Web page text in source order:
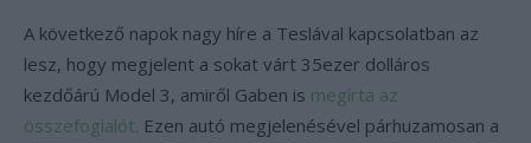
A következő napok nagy híre a Teslával kapcsolatban az
lesz, hogy megjelent a sokat várt 35ezer dolláros
kezdőárú Model 3, amiről Gaben is megírta az
összefoglalót. Ezen autó megjelenésével párhuzamosan a